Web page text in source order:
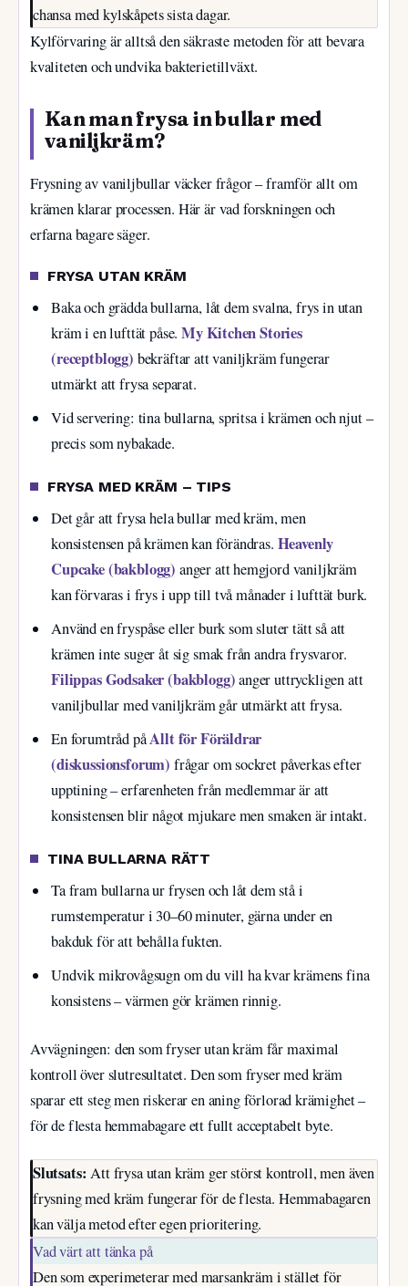
chansa med kylskåpets sista dagar.
Kylförvaring är alltså den säkraste metoden för att bevara
kvaliteten och undvika bakterietillväxt.
Kan man frysa in bullar med
vaniljkräm?
Frysning av vaniljbullar väcker frågor – framför allt om
krämen klarar processen. Här är vad forskningen och
erfarna bagare säger.
FRYSA UTAN KRÄM
Baka och grädda bullarna, låt dem svalna, frys in utan
kräm i en lufttät påse.My Kitchen Stories
(receptblogg) bekräftar att vaniljkräm fungerar
utmärkt att frysa separat.
Vid servering: tina bullarna, spritsa i krämen och njut –
precis som nybakade.
FRYSA MED KRÄM – TIPS
Det går att frysa hela bullar med kräm, men
konsistensen på krämen kan förändras. Heavenly
Cupcake (bakblogg) anger att hemgjord vaniljkräm
kan förvaras i frys i upp till två månader i lufttät burk.
Använd en fryspåse eller burk som sluter tätt så att
krämen inte suger åt sig smak från andra frysvaror.
Filippas Godsaker (bakblogg)anger uttryckligen att
vaniljbullar med vaniljkräm går utmärkt att frysa.
En forumtråd påAllt för Föräldrar
(diskussionsforum) frågar om sockret påverkas efter
upptining – erfarenheten från medlemmar är att
konsistensen blir något mjukare men smaken är intakt.
TINA BULLARNA RÄTT
Ta fram bullarna ur frysen och låt dem stå i
rumstemperatur i 30–60 minuter, gärna under en
bakduk för att behålla fukten.
Undvik mikrovågsugn om du vill ha kvar krämens fina
konsistens – värmen gör krämen rinnig.
Avvägningen: den som fryser utan kräm får maximal
kontroll över slutresultatet. Den som fryser med kräm
sparar ett steg men riskerar en aning förlorad krämighet –
för de flesta hemmabagare ett fullt acceptabelt byte.
Slutsats: Att frysa utan kräm ger störst kontroll, men även
frysning med kräm fungerar för de flesta. Hemmabagaren
kan välja metod efter egen prioritering.
Vad värt att tänka på
Den som experimeterar med marsankräm i stället för